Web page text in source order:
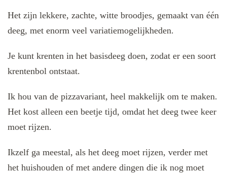
Het zijn lekkere, zachte, witte broodjes, gemaakt van één
deeg, met enorm veel variatiemogelijkheden.
Je kunt krenten in het basisdeeg doen, zodat er een soort
krentenbol ontstaat.
Ik hou van de pizzavariant, heel makkelijk om te maken.
Het kost alleen een beetje tijd, omdat het deeg twee keer
moet rijzen.
Ikzelf ga meestal, als het deeg moet rijzen, verder met
het huishouden of met andere dingen die ik nog moet